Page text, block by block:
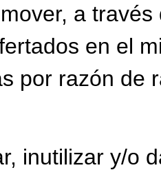
a
en el
por razón de
inutilizar y/o